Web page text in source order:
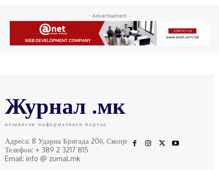
- Advertisement -
Журнал .мк
независен информативен портал
Адреса: 8 Ударна Бригада 20б, Скопје
Телефон: + 389 2 3217 815
Email: info @ zurnal.mk